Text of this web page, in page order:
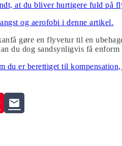
at du bliver hurtigere fuld på
og aerofobi i denne artikel.
gøre en flyvetur til en
du dog sandsynligvis få enform
du er berettiget til